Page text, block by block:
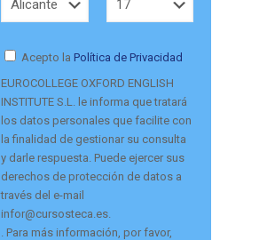
Acepto la Política de Privacidad
EUROCOLLEGE OXFORD ENGLISH
INSTITUTE S.L. le informa que tratará
los datos personales que facilite con
la finalidad de gestionar su consulta
y darle respuesta. Puede ejercer sus
derechos de protección de datos a
través del e-mail
infor@cursosteca.es.
. Para más información, por favor,